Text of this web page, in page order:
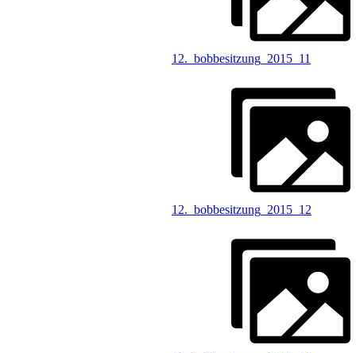
12._bobbesitzung_2015_11
12._bobbesitzung_2015_12